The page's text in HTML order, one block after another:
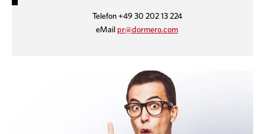
Telefon +49 30 202 13 224
eMail pr@dormero.com